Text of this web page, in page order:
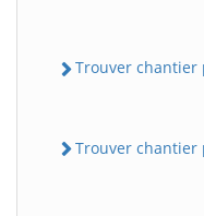
Trouver chantier
Trouver chantier